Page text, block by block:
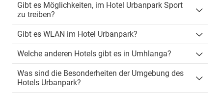
Gibt es Möglichkeiten, im Hotel Urbanpark Sport
zu treiben?
Gibt es WLAN im Hotel Urbanpark?
Welche anderen Hotels gibt es in Umhlanga?
Was sind die Besonderheiten der Umgebung des
Hotels Urbanpark?